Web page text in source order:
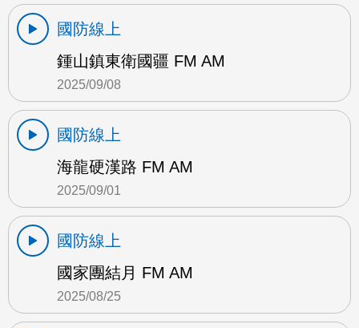
國防線上
鍾山鎮東衛國疆 FM AM
2025/09/08
國防線上
海龍硬漢路 FM AM
2025/09/01
國防線上
國家團結月 FM AM
2025/08/25